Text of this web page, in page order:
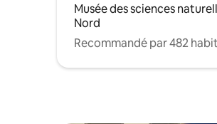
Musée des sciences
Nord
Recommandé par 482